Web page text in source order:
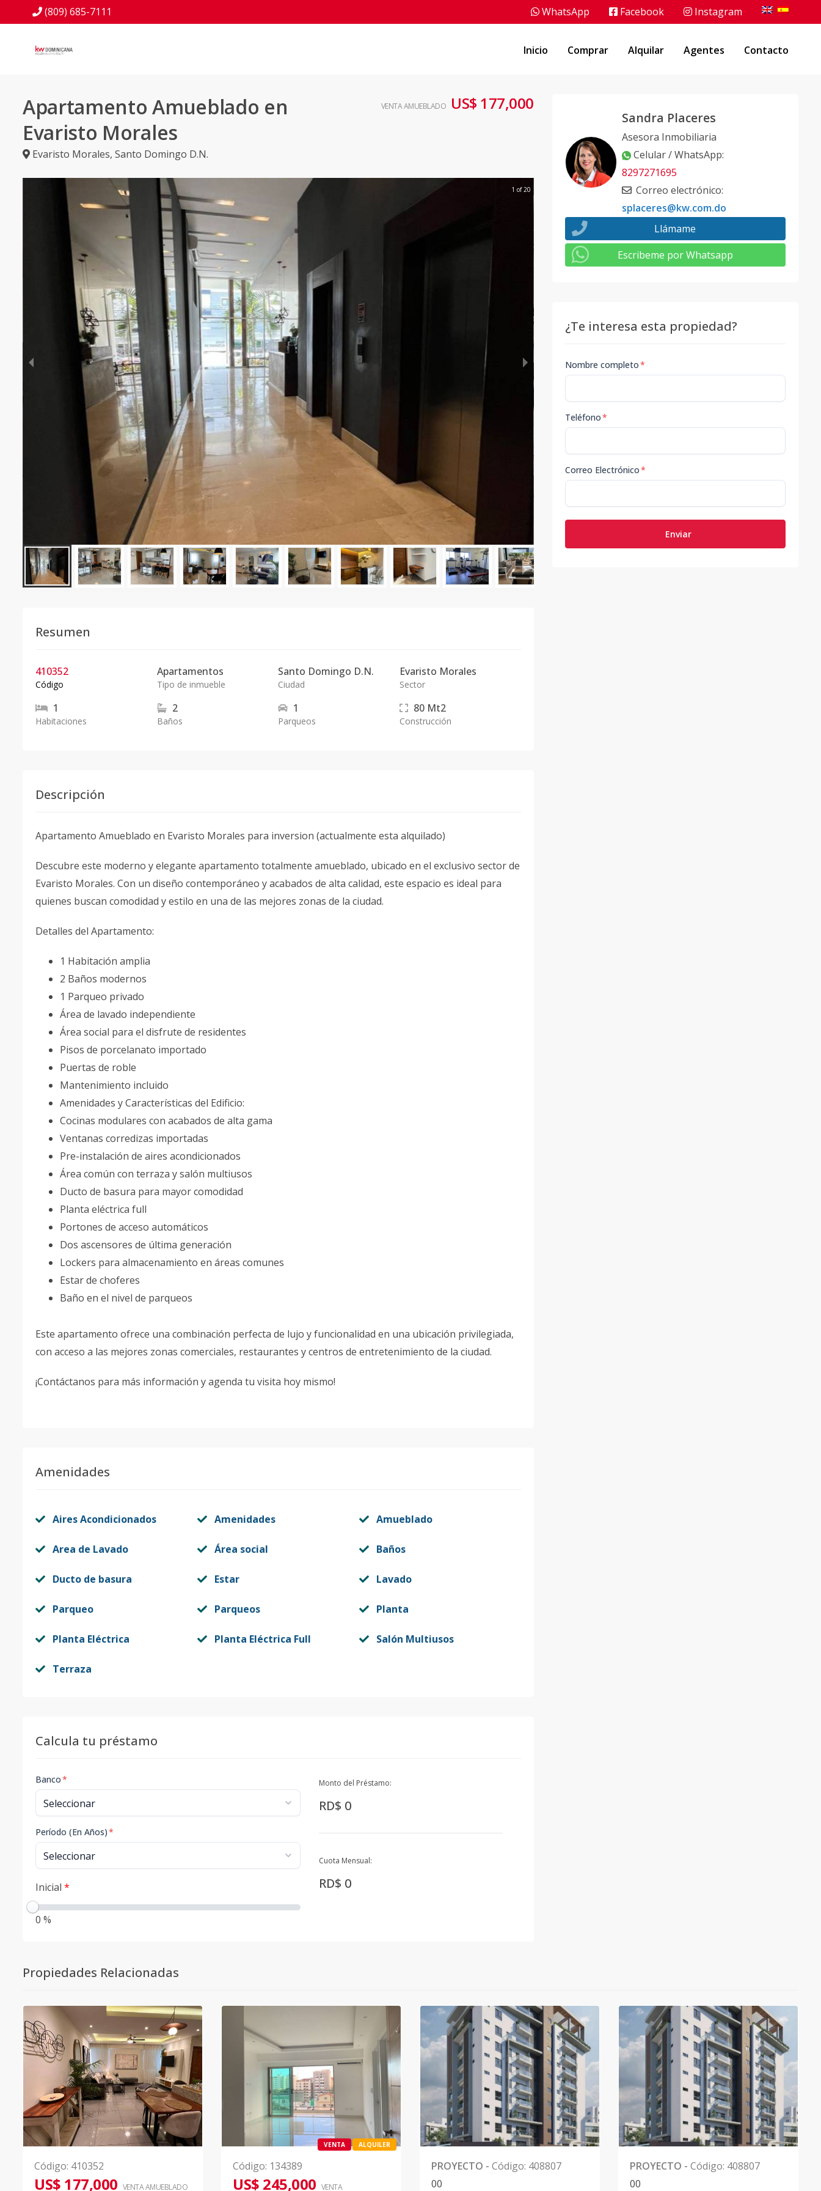
(809) 685-7111 WhatsApp Facebook Instagram
Inicio Comprar Alquilar Agentes Contacto
Apartamento Amueblado en
Evaristo Morales
Evaristo Morales, Santo Domingo D.N.
VENTA AMUEBLADO US$ 177,000
1 of 20
Resumen
410352
Código
Apartamentos
Tipo de inmueble
Santo Domingo D.N.
Ciudad
Evaristo Morales
Sector
1
Habitaciones
2
Baños
1
Parqueos
80 Mt2
Construcción
Descripción
Apartamento Amueblado en Evaristo Morales para inversion (actualmente esta alquilado)
Descubre este moderno y elegante apartamento totalmente amueblado, ubicado en el exclusivo sector de
Evaristo Morales. Con un diseño contemporáneo y acabados de alta calidad, este espacio es ideal para
quienes buscan comodidad y estilo en una de las mejores zonas de la ciudad.
Detalles del Apartamento:
1 Habitación amplia
2 Baños modernos
1 Parqueo privado
Área de lavado independiente
Área social para el disfrute de residentes
Pisos de porcelanato importado
Puertas de roble
Mantenimiento incluido
Amenidades y Características del Edificio:
Cocinas modulares con acabados de alta gama
Ventanas corredizas importadas
Pre-instalación de aires acondicionados
Área común con terraza y salón multiusos
Ducto de basura para mayor comodidad
Planta eléctrica full
Portones de acceso automáticos
Dos ascensores de última generación
Lockers para almacenamiento en áreas comunes
Estar de choferes
Baño en el nivel de parqueos
Este apartamento ofrece una combinación perfecta de lujo y funcionalidad en una ubicación privilegiada,
con acceso a las mejores zonas comerciales, restaurantes y centros de entretenimiento de la ciudad.
¡Contáctanos para más información y agenda tu visita hoy mismo!
Amenidades
Aires Acondicionados Amenidades Amueblado
Area de Lavado Área social Baños
Ducto de basura Estar Lavado
Parqueo Parqueos Planta
Planta Eléctrica Planta Eléctrica Full Salón Multiusos
Terraza
Calcula tu préstamo
Banco*
Período (En Años)*
Inicial *
0 %
Monto del Préstamo:
RD$ 0
Cuota Mensual:
RD$ 0
Sandra Placeres
Asesora Inmobiliaria
Celular / WhatsApp:
8297271695
Correo electrónico:
splaceres@kw.com.do
Llámame
Escribeme por Whatsapp
¿Te interesa esta propiedad?
Nombre completo*
Teléfono*
Correo Electrónico*
Enviar
Propiedades Relacionadas
Código: 410352
US$ 177,000 VENTA AMUEBLADO
VENTA ALQUILER
Código: 134389
US$ 245,000 VENTA
PROYECTO - Código: 408807
00
PROYECTO - Código: 408807
00